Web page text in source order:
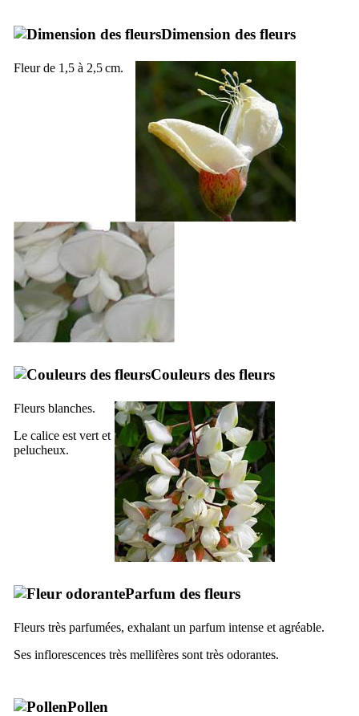
Dimension des fleurs
Fleur de 1,5 à 2,5 cm.
Couleurs des fleurs
Fleurs blanches.
Le calice est vert et
pelucheux.
Parfum des fleurs
Fleurs très parfumées, exhalant un parfum intense et agréable.
Ses inflorescences très mellifères sont très odorantes.
Pollen